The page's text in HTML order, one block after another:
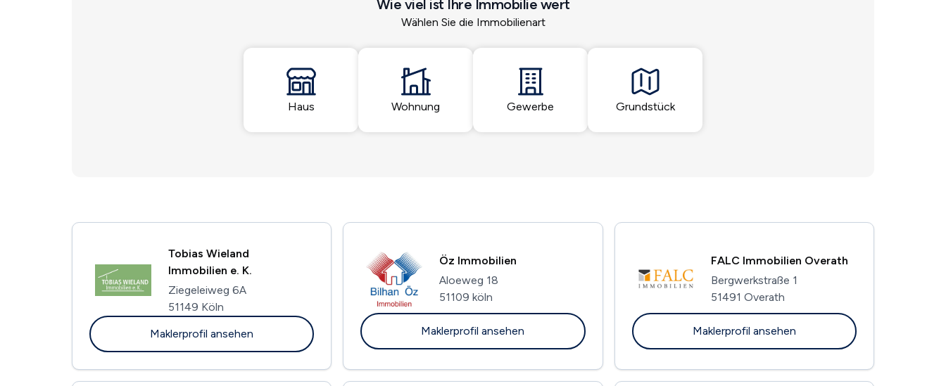
Wie viel ist Ihre Immobilie wert
Wählen Sie die Immobilienart
Haus Wohnung Gewerbe Grundstück
Tobias Wieland
Immobilien e. K.
Ziegeleiweg 6A
51149 Köln
Maklerprofil ansehen
Öz Immobilien
Aloeweg 18
51109 köln
Maklerprofil ansehen
FALC Immobilien Overath
Bergwerkstraße 1
51491 Overath
Maklerprofil ansehen